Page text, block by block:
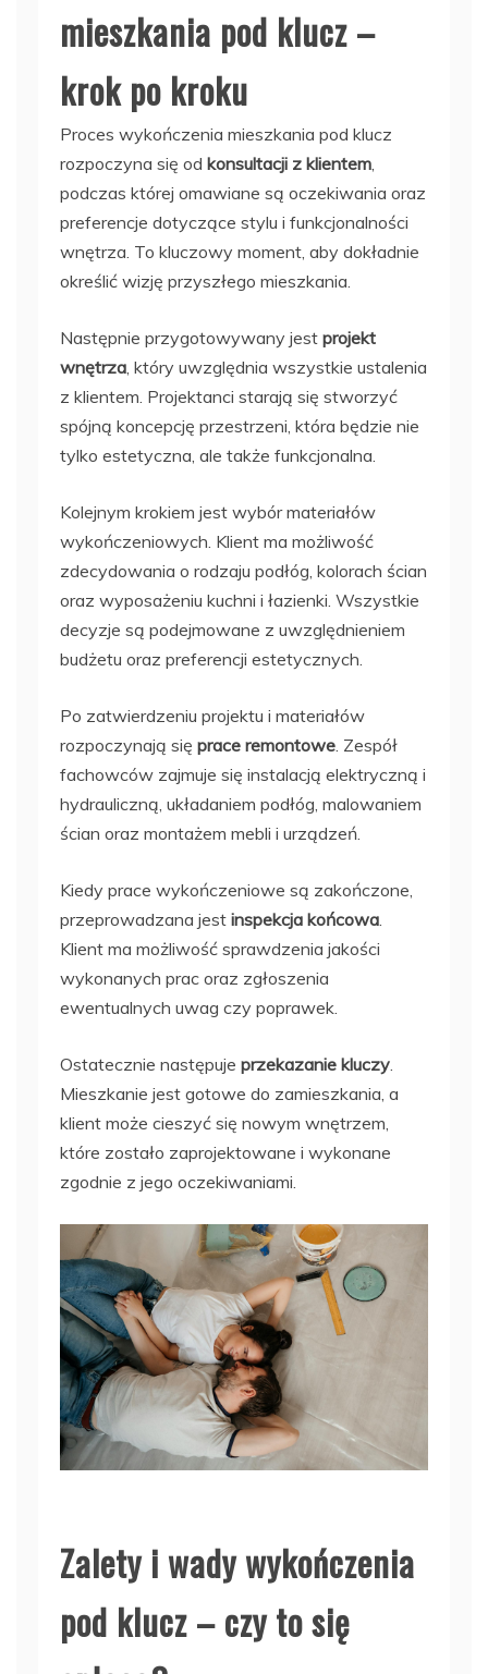
mieszkania pod klucz –
krok po kroku
Proces wykończenia mieszkania pod klucz
rozpoczyna się od konsultacji z klientem,
podczas której omawiane są oczekiwania oraz
preferencje dotyczące stylu i funkcjonalności
wnętrza. To kluczowy moment, aby dokładnie
określić wizję przyszłego mieszkania.
Następnie przygotowywany jest projekt
wnętrza, który uwzględnia wszystkie ustalenia
z klientem. Projektanci starają się stworzyć
spójną koncepcję przestrzeni, która będzie nie
tylko estetyczna, ale także funkcjonalna.
Kolejnym krokiem jest wybór materiałów
wykończeniowych. Klient ma możliwość
zdecydowania o rodzaju podłóg, kolorach ścian
oraz wyposażeniu kuchni i łazienki. Wszystkie
decyzje są podejmowane z uwzględnieniem
budżetu oraz preferencji estetycznych.
Po zatwierdzeniu projektu i materiałów
rozpoczynają się prace remontowe. Zespół
fachowców zajmuje się instalacją elektryczną i
hydrauliczną, układaniem podłóg, malowaniem
ścian oraz montażem mebli i urządzeń.
Kiedy prace wykończeniowe są zakończone,
przeprowadzana jest inspekcja końcowa.
Klient ma możliwość sprawdzenia jakości
wykonanych prac oraz zgłoszenia
ewentualnych uwag czy poprawek.
Ostatecznie następuje przekazanie kluczy.
Mieszkanie jest gotowe do zamieszkania, a
klient może cieszyć się nowym wnętrzem,
które zostało zaprojektowane i wykonane
zgodnie z jego oczekiwaniami.
Zalety i wady wykończenia
pod klucz – czy to się